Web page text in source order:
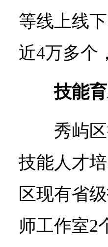
等线上线
近4万多个
技能
秀屿
技能人才
区现有省
师工作室2